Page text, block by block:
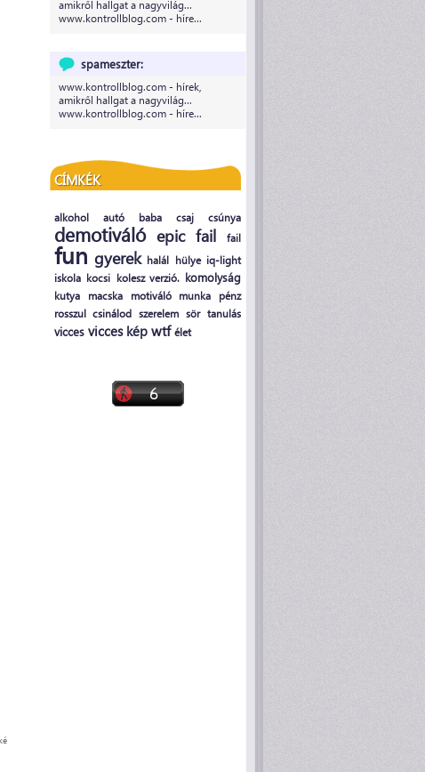
amikről hallgat a nagyvilág...
www.kontrollblog.com - híre...
spameszter:
www.kontrollblog.com - hírek,
amikről hallgat a nagyvilág...
www.kontrollblog.com - híre...
CÍMKÉK
alkohol autó baba csaj csúnya
demotiváló epic fail fail
fun gyerek halál hülye iq-light
iskola kocsi kolesz verzió. komolyság
kutya macska motiváló munka
pénz
rosszul csinálod szerelem sör tanulás
vicces vicces kép wtf élet